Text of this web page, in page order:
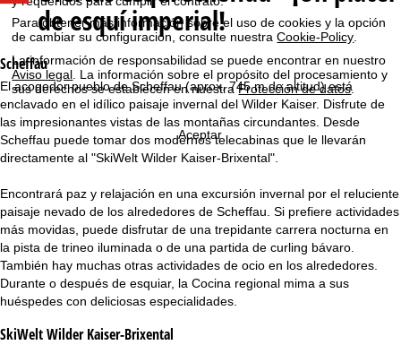
Para obtener más información sobre el uso de cookies y la opción
de cambiar su configuración, consulte nuestraCookie-Policy.
La información de responsabilidad se puede encontrar en nuestro
Aviso legal. La información sobre el propósito del procesamiento y
sus derechos se establecen en nuestraProtección de datos.
Aceptar
g
i
n
a
r
i
n
de esquí imperial!
Scheffau
El acogedor pueblo de Scheffau (aprox. 745 m de altitud) está
enclavado en el idílico paisaje invernal del Wilder Kaiser. Disfrute de
las impresionantes vistas de las montañas circundantes. Desde
Scheffau puede tomar dos modernos telecabinas que le llevarán
directamente al "SkiWelt Wilder Kaiser-Brixental".
Encontrará paz y relajación en una excursión invernal por el reluciente
paisaje nevado de los alrededores de Scheffau. Si prefiere actividades
más movidas, puede disfrutar de una trepidante carrera nocturna en
la pista de trineo iluminada o de una partida de curling bávaro.
También hay muchas otras actividades de ocio en los alrededores.
Durante o después de esquiar, la Cocina regional mima a sus
huéspedes con deliciosas especialidades.
SkiWelt Wilder Kaiser-Brixental